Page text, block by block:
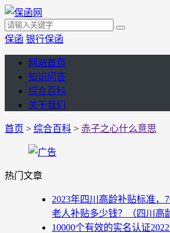
保函 银行保函
网站首页
知识问答
综合百科
关于我们
首页 > 综合百科 > 赤子之心什么意思
热门文章
2023年四川高龄补贴标准，
老人补贴多少钱？（四川高
10000个有效的实名认证